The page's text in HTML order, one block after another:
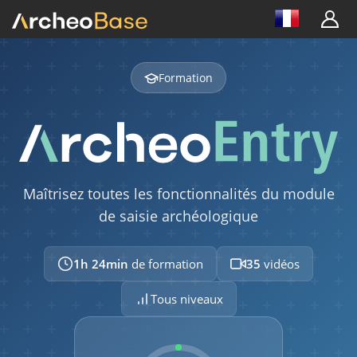
Formation
Maîtrisez toutes les fonctionnalités du module
de saisie archéologique
1h 24min de formation 35 vidéos
Tous niveaux
Présentation générale de l'interface
04:52
FORMULAIRE
Association entre formulaires
01:29
Visualisation des associations